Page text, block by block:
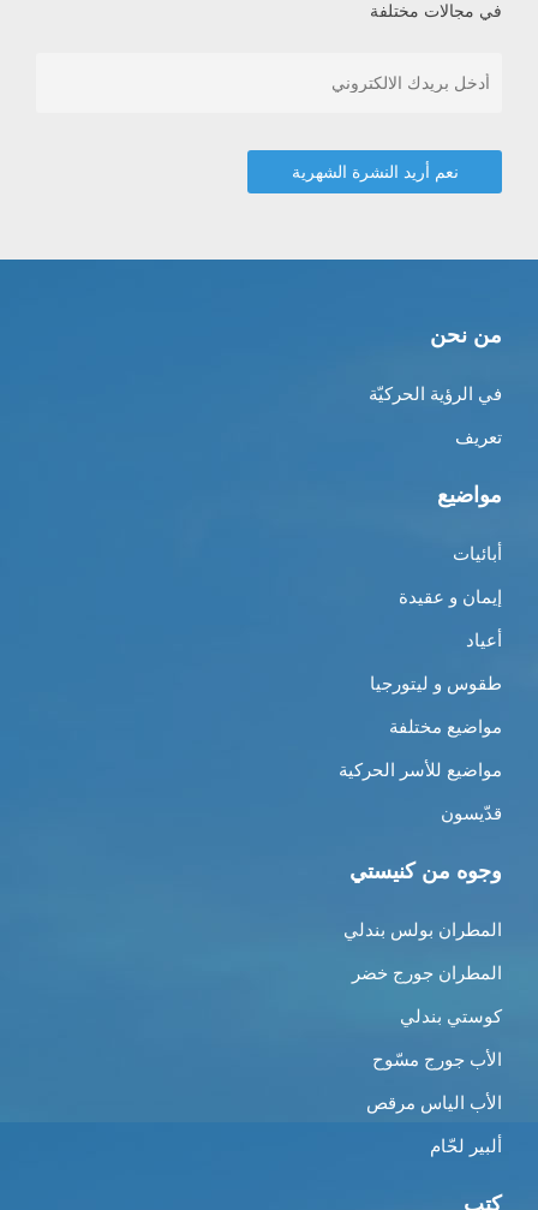
في مجالات مختلفة
من نحن
في الرؤية الحركيّة
تعريف
مواضيع
أبائيات
إيمان و عقيدة
أعياد
طقوس و ليتورجيا
مواضيع مختلفة
مواضيع للأسر الحركية
قدّيسون
وجوه من كنيستي
المطران بولس بندلي
المطران جورج خضر
كوستي بندلي
الأب جورج مسّوح
الأب الياس مرقص
ألبير لحّام
كتب